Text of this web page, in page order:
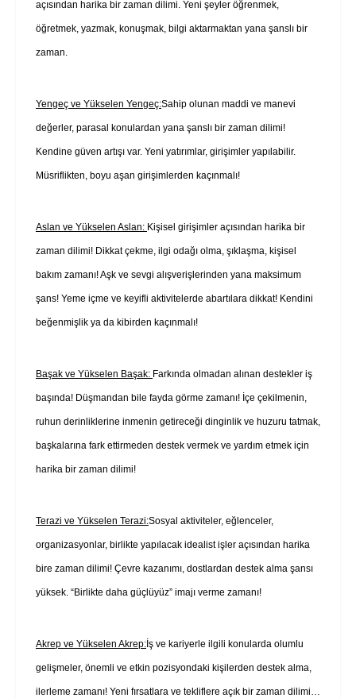
açısından harika bir zaman dilimi. Yeni şeyler öğrenmek,
öğretmek, yazmak, konuşmak, bilgi aktarmaktan yana şanslı bir
zaman.
Yengeç ve Yükselen Yengeç:Sahip olunan maddi ve manevi
değerler, parasal konulardan yana şanslı bir zaman dilimi!
Kendine güven artışı var. Yeni yatırımlar, girişimler yapılabilir.
Müsriflikten, boyu aşan girişimlerden kaçınmalı!
Aslan ve Yükselen Aslan: Kişisel girişimler açısından harika bir
zaman dilimi! Dikkat çekme, ilgi odağı olma, şıklaşma, kişisel
bakım zamanı! Aşk ve sevgi alışverişlerinden yana maksimum
şans! Yeme içme ve keyifli aktivitelerde abartılara dikkat! Kendini
beğenmişlik ya da kibirden kaçınmalı!
Başak ve Yükselen Başak: Farkında olmadan alınan destekler iş
başında! Düşmandan bile fayda görme zamanı! İçe çekilmenin,
ruhun derinliklerine inmenin getireceği dinginlik ve huzuru tatmak,
başkalarına fark ettirmeden destek vermek ve yardım etmek için
harika bir zaman dilimi!
Terazi ve Yükselen Terazi:Sosyal aktiviteler, eğlenceler,
organizasyonlar, birlikte yapılacak idealist işler açısından harika
bire zaman dilimi! Çevre kazanımı, dostlardan destek alma şansı
yüksek. “Birlikte daha güçlüyüz” imajı verme zamanı!
Akrep ve Yükselen Akrep:İş ve kariyerle ilgili konularda olumlu
gelişmeler, önemli ve etkin pozisyondaki kişilerden destek alma,
ilerleme zamanı! Yeni fırsatlara ve tekliflere açık bir zaman dilimi…